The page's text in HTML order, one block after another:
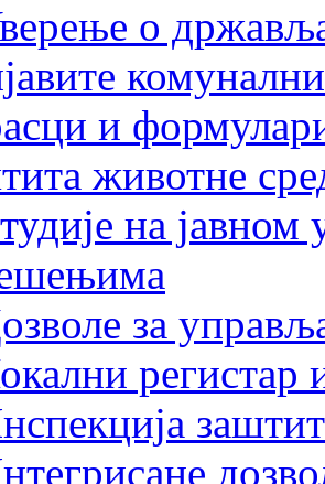
о
и
животне
на
за
регистар